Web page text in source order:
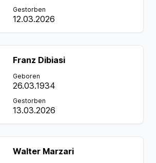
Gestorben
12.03.2026
Franz Dibiasi
Geboren
26.03.1934
Gestorben
13.03.2026
Walter Marzari